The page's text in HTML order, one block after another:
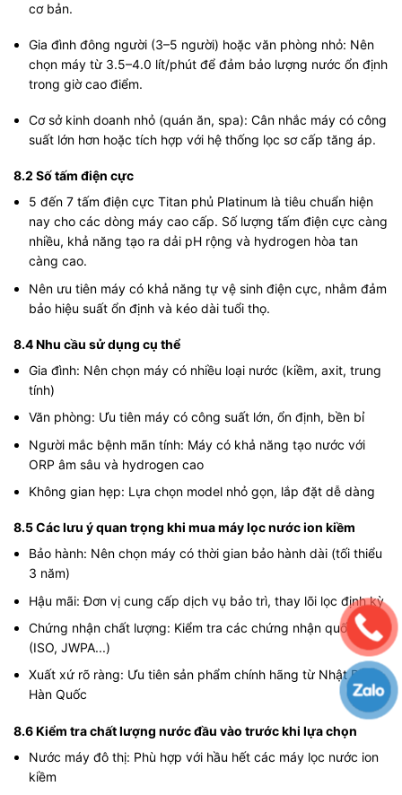
cơ bản.
Gia đình đông người (3–5 người) hoặc văn phòng nhỏ: Nên
chọn máy từ 3.5–4.0 lít/phút để đảm bảo lượng nước ổn định
trong giờ cao điểm.
Cơ sở kinh doanh nhỏ (quán ăn, spa): Cân nhắc máy có công
suất lớn hơn hoặc tích hợp với hệ thống lọc sơ cấp tăng áp.
8.2 Số tấm điện cực
5 đến 7 tấm điện cực Titan phủ Platinum là tiêu chuẩn hiện
nay cho các dòng máy cao cấp. Số lượng tấm điện cực càng
nhiều, khả năng tạo ra dải pH rộng và hydrogen hòa tan
càng cao.
Nên ưu tiên máy có khả năng tự vệ sinh điện cực, nhằm đảm
bảo hiệu suất ổn định và kéo dài tuổi thọ.
8.4 Nhu cầu sử dụng cụ thể
Gia đình: Nên chọn máy có nhiều loại nước (kiềm, axit, trung
tính)
Văn phòng: Ưu tiên máy có công suất lớn, ổn định, bền bỉ
Người mắc bệnh mãn tính: Máy có khả năng tạo nước với
ORP âm sâu và hydrogen cao
Không gian hẹp: Lựa chọn model nhỏ gọn, lắp đặt dễ dàng
8.5 Các lưu ý quan trọng khi mua máy lọc nước ion kiềm
Bảo hành: Nên chọn máy có thời gian bảo hành dài (tối thiểu
3 năm)
Hậu mãi: Đơn vị cung cấp dịch vụ bảo trì, thay lõi lọc định kỳ
Chứng nhận chất lượng: Kiểm tra các chứng nhận quốc tế
(ISO, JWPA...)
Xuất xứ rõ ràng: Ưu tiên sản phẩm chính hãng từ Nhật Bản,
Hàn Quốc
8.6 Kiểm tra chất lượng nước đầu vào trước khi lựa chọn
Nước máy đô thị: Phù hợp với hầu hết các máy lọc nước ion
kiềm